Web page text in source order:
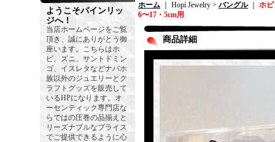
ようこそパインリッ
ジへ！
当店ホームページをご覧
頂き、誠にありがとう御
座います。こちらはホ
ピ、ズニ、サントドミン
ゴ、イスレタなどナバホ
族以外のジュエリーとク
ラフトグッズを販売して
いるHPになります。オ
ーセンティック専門店な
らではの圧巻の品揃えと
リーズナブルなプライス
でご提供できるように心
ホーム ｜ Hopi Jewelry > バングル｜ ホ
6〜17・5cm用
商品詳細